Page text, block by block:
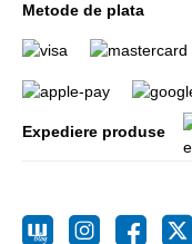
Metode de plata
Expediere produse